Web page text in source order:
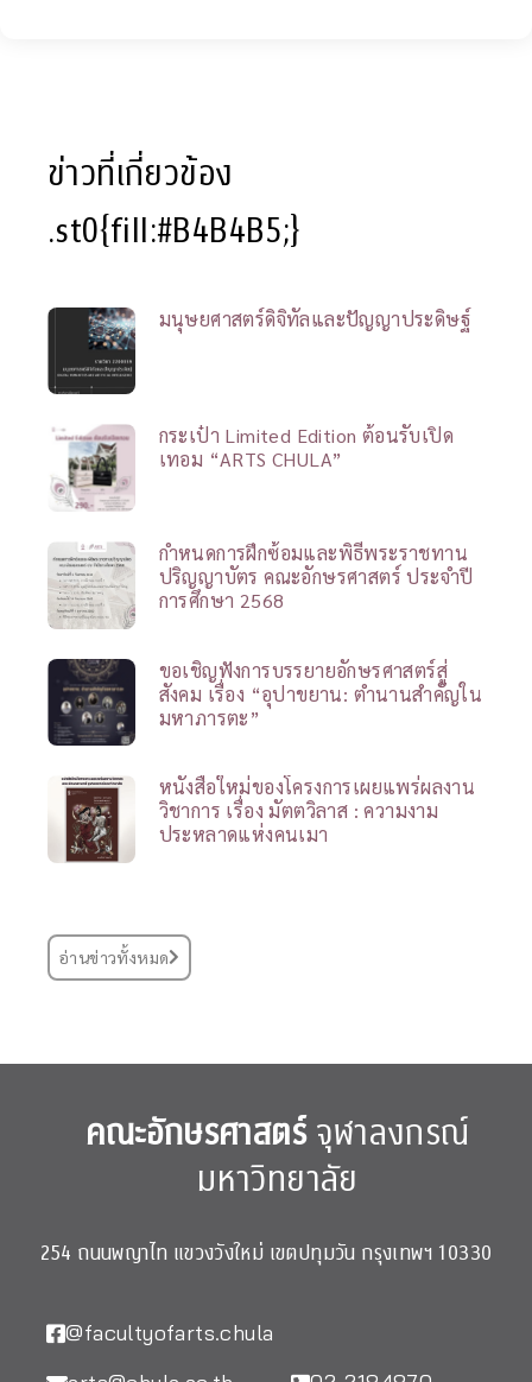
ข่าวที่เกี่ยวข้อง
.st0{fill:#B4B4B5;}
มนุษยศาสตร์ดิจิทัลและปัญญาประดิษฐ์
กระเป๋า Limited Edition ต้อนรับเปิด
เทอม “ARTS CHULA”
กำหนดการฝึกซ้อมและพิธีพระราชทาน
ปริญญาบัตร คณะอักษรศาสตร์ ประจำปี
การศึกษา 2568
ขอเชิญฟังการบรรยายอักษรศาสตร์สู่
สังคม เรื่อง “อุปาขยาน: ตำนานสำคัญใน
มหาภารตะ”
หนังสือใหม่ของโครงการเผยแพร่ผลงาน
วิชาการ เรื่อง มัตตวิลาส : ความงาม
ประหลาดแห่งคนเมา
อ่านข่าวทั้งหมด
คณะอักษรศาสตร์จุฬาลงกรณ์
มหาวิทยาลัย
254 ถนนพญาไท แขวงวังใหม่ เขตปทุมวัน กรุงเทพฯ 10330
@facultyofarts.chula